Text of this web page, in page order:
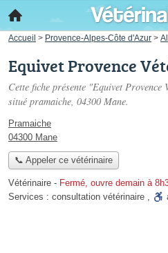
Accueil > Provence-Alpes-Côte d'Azur >
Equivet Provence
Cette fiche présente "Equivet
situé pramaiche, 04300 Mane.
Pramaiche
04300 Mane
📞 Appeler ce vétérinaire
Vétérinaire - Fermé, ouvre demain à
Services : consultation vétérinaire ,